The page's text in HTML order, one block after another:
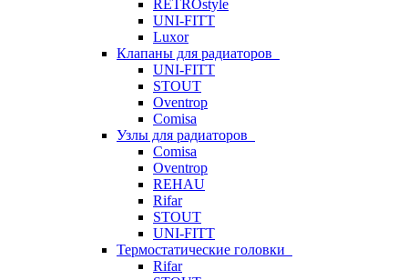
RETROstyle
UNI-FITT
Luxor
Клапаны для радиаторов
UNI-FITT
STOUT
Oventrop
Comisa
Узлы для радиаторов
Comisa
Oventrop
REHAU
Rifar
STOUT
UNI-FITT
Термостатические головки
Rifar